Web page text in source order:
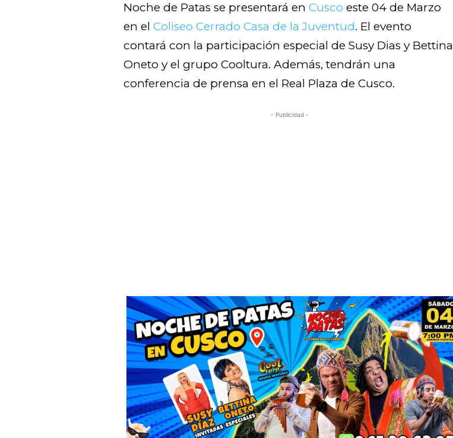
Noche de Patas se presentará enCusco este 04 de Marzo
en elColiseo Cerrado Casa de la Juventud. El evento
contará con la participación especial de Susy Dias y Bettina
Oneto y el grupo Cooltura. Además, tendrán una
conferencia de prensa en el Real Plaza de Cusco.
- Publicidad -